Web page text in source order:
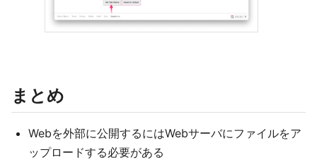
まとめ
Webを外部に公開するにはWebサーバにファイルをア
ップロードする必要がある